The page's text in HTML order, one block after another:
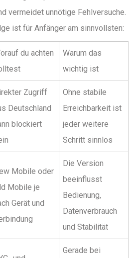
vermeidet unnötige Fehlversuche.
ist für Anfänger am sinnvollsten:
du achten
Warum das
wichtig ist
Zugriff
Deutschland
blockiert
Ohne stabile
Erreichbarkeit ist
jeder weitere
Schritt sinnlos
Mobile oder
Mobile je
Gerät und
Die Version
beeinflusst
Bedienung,
Datenverbrauch
und Stabilität
Gerade bei